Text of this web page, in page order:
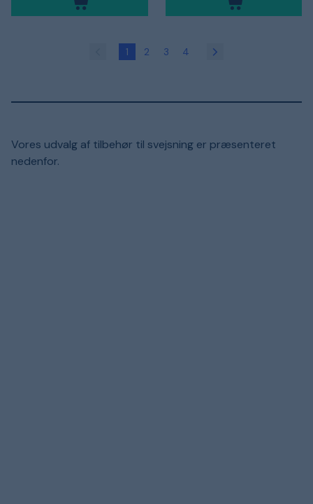
1 2 3 4
Vores udvalg af tilbehør til svejsning er præsenteret
nedenfor.